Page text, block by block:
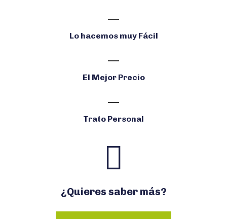
Lo hacemos muy Fácil
El Mejor Precio
Trato Personal
¿Quieres saber más?